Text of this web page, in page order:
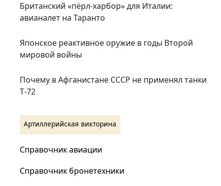
Британский «пёрл-харбор» для Италии:
авианалет на Таранто
Японское реактивное оружие в годы Второй
мировой войны
Почему в Афганистане СССР не применял танки
Т‑72
Артиллерийская викторина
Справочник авиации
Справочник бронетехники